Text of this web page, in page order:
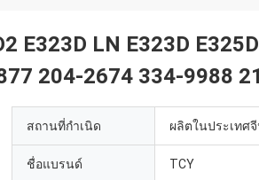
E323D LN E323D
204-2674 334-9988
สถานที่กำเนิด ผลิตในประเทศ
ชื่อแบรนด์ TCY